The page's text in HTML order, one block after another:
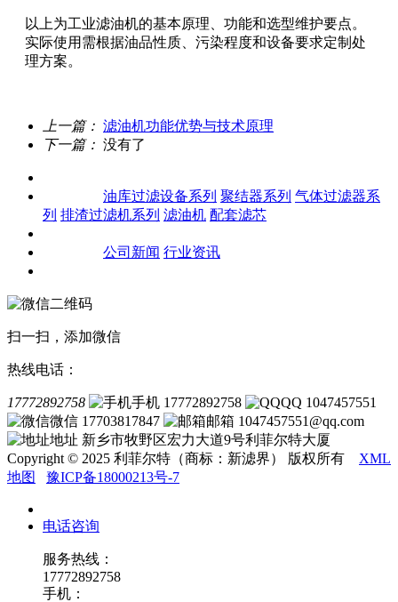
以上为工业滤油机的基本原理、功能和选型维护要点。
实际使用需根据油品性质、污染程度和设备要求定制处
理方案。
上一篇： 滤油机功能优势与技术原理
下一篇： 没有了
油库过滤设备系列 聚结器系列 气体过滤器系
列 排渣过滤机系列 滤油机 配套滤芯
公司新闻 行业资讯
扫一扫，添加微信
热线电话：
17772892758 手机 17772892758
QQ 1047457551
微信 17703817847
邮箱 1047457551@qq.com
地址 新乡市牧野区宏力大道9号利菲尔特大厦
Copyright © 2025 利菲尔特（商标：新滤界） 版权所有 XML
地图
豫ICP备18000213号-7
电话咨询
服务热线：
17772892758
手机：